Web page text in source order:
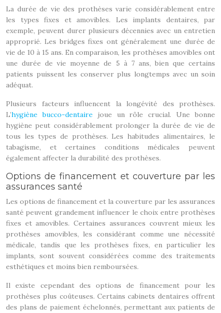
La durée de vie des prothèses varie considérablement entre
les types fixes et amovibles. Les implants dentaires, par
exemple, peuvent durer plusieurs décennies avec un entretien
approprié. Les bridges fixes ont généralement une durée de
vie de 10 à 15 ans. En comparaison, les prothèses amovibles ont
une durée de vie moyenne de 5 à 7 ans, bien que certains
patients puissent les conserver plus longtemps avec un soin
adéquat.
Plusieurs facteurs influencent la longévité des prothèses.
L’hygiène bucco-dentairejoue un rôle crucial. Une bonne
hygiène peut considérablement prolonger la durée de vie de
tous les types de prothèses. Les habitudes alimentaires, le
tabagisme, et certaines conditions médicales peuvent
également affecter la durabilité des prothèses.
Options de financement et couverture par les
assurances santé
Les options de financement et la couverture par les assurances
santé peuvent grandement influencer le choix entre prothèses
fixes et amovibles. Certaines assurances couvrent mieux les
prothèses amovibles, les considérant comme une nécessité
médicale, tandis que les prothèses fixes, en particulier les
implants, sont souvent considérées comme des traitements
esthétiques et moins bien remboursées.
Il existe cependant des options de financement pour les
prothèses plus coûteuses. Certains cabinets dentaires offrent
des plans de paiement échelonnés, permettant aux patients de